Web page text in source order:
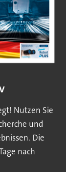
Nutzen Sie
und
Die
nach